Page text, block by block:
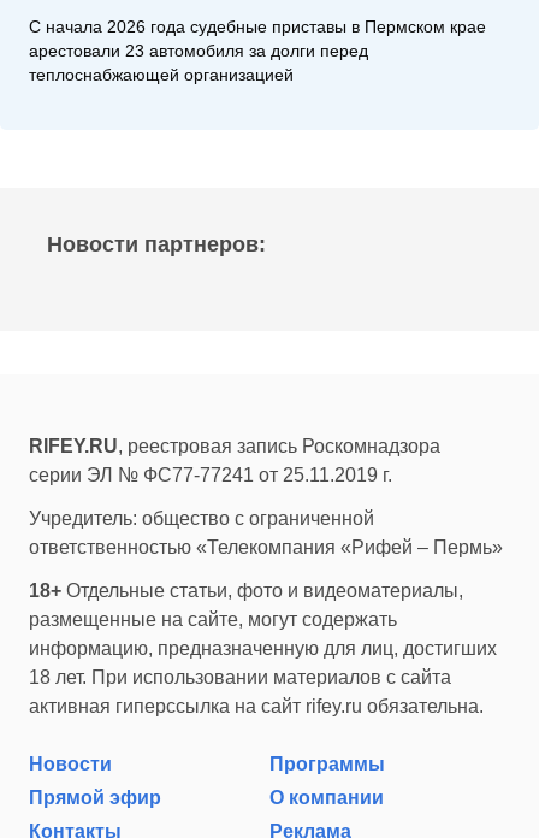
С начала 2026 года судебные приставы в Пермском крае
арестовали 23 автомобиля за долги перед
теплоснабжающей организацией
Новости партнеров:
RIFEY.RU, реестровая запись Роскомнадзора
серии ЭЛ № ФС77-77241 от 25.11.2019 г.
Учредитель: общество с ограниченной
ответственностью «Телекомпания «Рифей – Пермь»
18+ Отдельные статьи, фото и видеоматериалы,
размещенные на сайте, могут содержать
информацию, предназначенную для лиц, достигших
18 лет. При использовании материалов с сайта
активная гиперссылка на сайт rifey.ru обязательна.
Новости
Программы
Прямой эфир
О компании
Контакты
Реклама